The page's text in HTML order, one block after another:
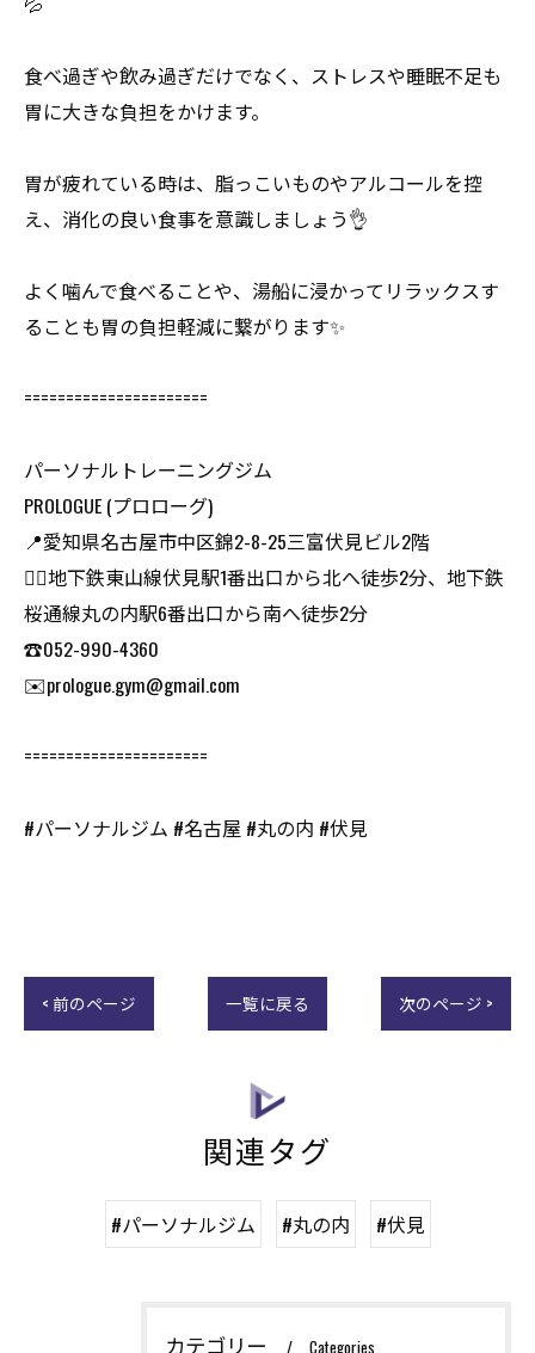
食べ過ぎや飲み過ぎだけでなく、ストレスや睡眠不足も
胃に大きな負担をかけます。
胃が疲れている時は、脂っこいものやアルコールを控
え、消化の良い食事を意識しましょう👌
よく噛んで食べることや、湯船に浸かってリラックスす
ることも胃の負担軽減に繋がります✨
======================
パーソナルトレーニングジム
PROLOGUE (プロローグ)
📍愛知県名古屋市中区錦2-8-25三富伏見ビル2階
🏃‍♂️地下鉄東山線伏見駅1番出口から北へ徒歩2分、地下鉄
桜通線丸の内駅6番出口から南へ徒歩2分
☎️052-990-4360
✉️prologue.gym@gmail.com
======================
#パーソナルジム #名古屋 #丸の内 #伏見
< 前のページ 一覧に戻る 次のページ >
関連タグ
#パーソナルジム #丸の内 #伏見
カテゴリー Categories